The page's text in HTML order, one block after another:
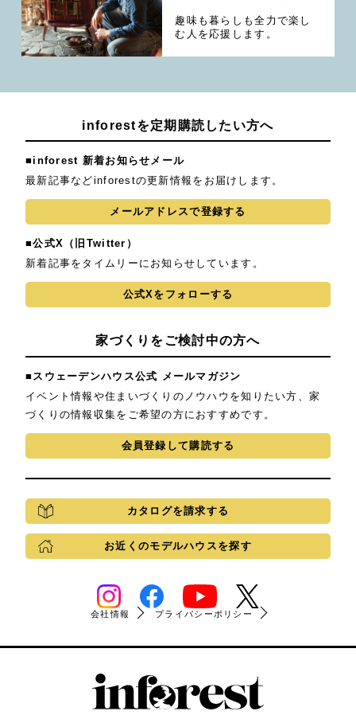
趣味も暮らしも全力で楽し
む人を応援します。
inforestを定期購読したい方へ
■inforest 新着お知らせメール
最新記事などinforestの更新情報をお届けします。
メールアドレスで登録する
■公式X（旧Twitter）
新着記事をタイムリーにお知らせしています。
公式Xをフォローする
家づくりをご検討中の方へ
■スウェーデンハウス公式 メールマガジン
イベント情報や住まいづくりのノウハウを知りたい方、家
づくりの情報収集をご希望の方におすすめです。
会員登録して購読する
カタログを請求する
お近くのモデルハウスを探す
会社情報 プライバシーポリシー